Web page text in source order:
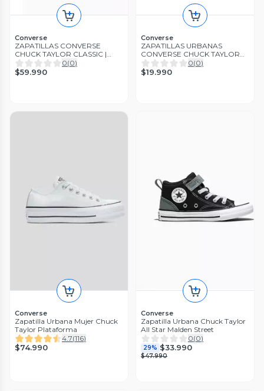
Converse
ZAPATILLAS CONVERSE
CHUCK TAYLOR CLASSIC |
M7650C-102 0(0)
$59.990
Converse
ZAPATILLAS URBANAS
CONVERSE CHUCK TAYLOR
INFANTIL 7J233C-410
0(0)
$19.990
Converse
Zapatilla Urbana Mujer Chuck
Taylor Plataforma
4.7(116)
$74.990
Converse
Zapatilla Urbana Chuck Taylor
All Star Malden Street
0(0)
29% $33.990
$47.990